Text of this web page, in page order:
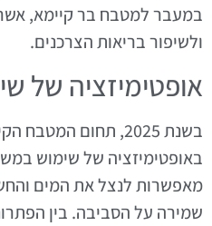
במעבר למטבח בר קיימא, אשר
ולשיפור בריאות הצרכנים.
אופטימיזציה של
בשנת 2025, תחום
באופטימיזציה של שימוש
מאפשרות לנצל את המים
שמירה על הסביבה. בין